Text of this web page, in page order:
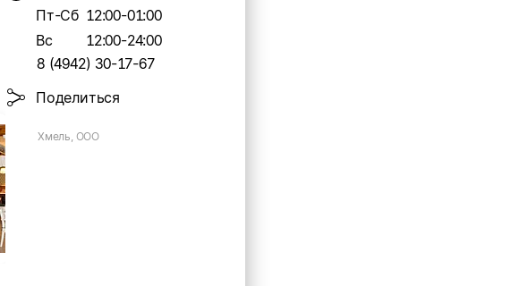
Пт-Сб 12:00-01:00
Вс
12:00-24:00
8 (4942) 30-17-67
Поделиться
Хмель, ООО